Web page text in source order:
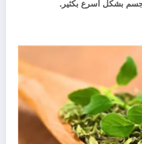
بشكل أسرع بكثير.